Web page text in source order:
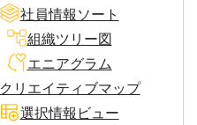
社員情報ソート
組織ツリー図
エニアグラム
クリエイティブマップ
選択情報ビュー